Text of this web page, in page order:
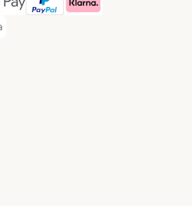
Payment Method
Method
Pay Payment Method
PayPal Payment Method
Klarna Payment Method
Payment Method
Method
Method